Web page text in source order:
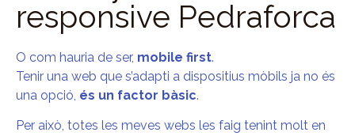
responsive Pedraforca
O com hauria de ser, mobile first.
Tenir una web que s’adapti a dispositius mòbils ja no és
una opció, és un factor bàsic.
Per això, totes les meves webs les faig tenint molt en